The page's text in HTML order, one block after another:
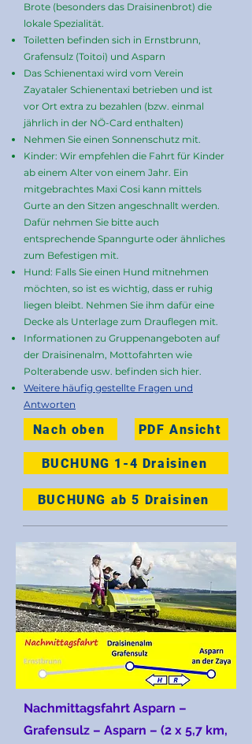
Brote (besonders das Draisinenbrot) die
lokale Spezialität.
Toiletten befinden sich in Ernstbrunn,
Grafensulz (Toitoi) und Asparn
Das Schienentaxi wird vom Verein
Zayataler Schienentaxi betrieben und ist
vor Ort extra zu bezahlen (bzw. einmal
jährlich in der NÖ-Card enthalten)
Nehmen Sie einen Sonnenschutz mit.
Kinder: Wir empfehlen die Fahrt für Kinder
ab einem Alter von einem Jahr. Ein
mitgebrachtes Maxi Cosi kann mittels
Gurte an den Sitzen angeschnallt werden.
Dafür nehmen Sie bitte auch
entsprechende Spanngurte oder ähnliches
zum Befestigen mit.
Hund: Falls Sie einen Hund mitnehmen
möchten, so ist es wichtig, dass er ruhig
liegen bleibt. Nehmen Sie ihm dafür eine
Decke als Unterlage zum Drauflegen mit.
Informationen zu Gruppenangeboten auf
der Draisinenalm, Mottofahrten wie
Polterabende usw. befinden sich hier.
Weitere häufig gestellte Fragen und
Antworten
Nach oben PDF Ansicht
BUCHUNG 1-4 Draisinen
BUCHUNG ab 5 Draisinen
Nachmittagsfahrt Asparn –
Grafensulz – Asparn – (2 x 5,7 km,